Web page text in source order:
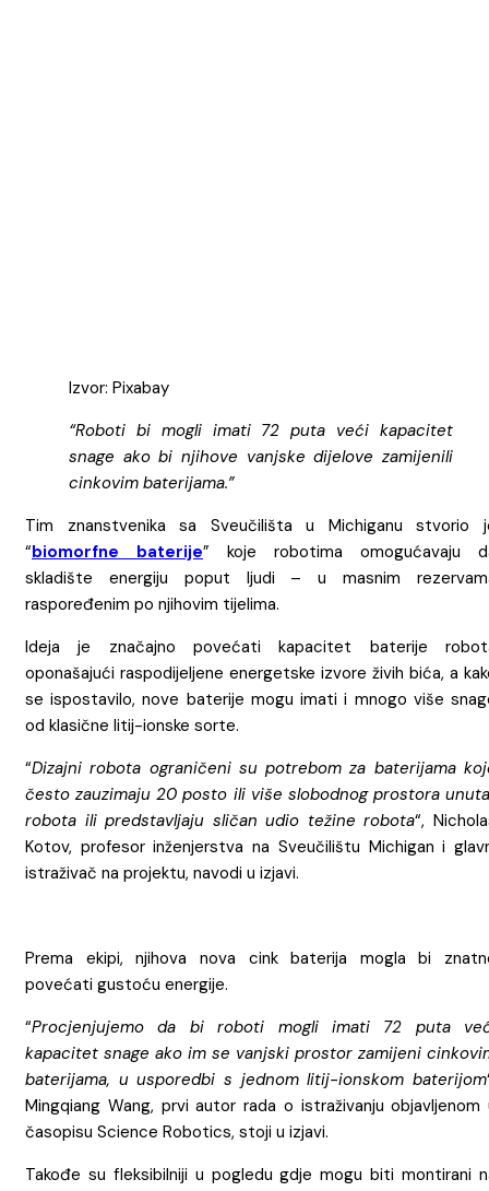
Izvor: Pixabay
“Roboti bi mogli imati 72 puta veći kapacitet
snage ako bi njihove vanjske dijelove zamijenili
cinkovim baterijama.”
Tim znanstvenika sa Sveučilišta u Michiganu stvorio
“biomorfne baterije” koje robotima omogućavaju
skladište energiju poput ljudi – u masnim
raspoređenim po njihovim tijelima.
Ideja je značajno povećati kapacitet baterije
oponašajući raspodijeljene energetske izvore živih bića, a
se ispostavilo, nove baterije mogu imati i mnogo više
od klasične litij-ionske sorte.
“Dizajni robota ograničeni su potrebom za baterijama
često zauzimaju 20 posto ili više slobodnog prostora
robota ili predstavljaju sličan udio težine robota“,
Kotov, profesor inženjerstva na Sveučilištu Michigan i
istraživač na projektu, navodi u izjavi.
Prema ekipi, njihova nova cink baterija mogla bi
povećati gustoću energije.
“Procjenjujemo da bi roboti mogli imati 72 puta
kapacitet snage ako im se vanjski prostor zamijeni
baterijama, u usporedbi s jednom litij-ionskom baterijom
Mingqiang Wang, prvi autor rada o istraživanju objavljenom
časopisu Science Robotics, stoji u izjavi.
Takođe su fleksibilniji u pogledu gdje mogu biti montirani